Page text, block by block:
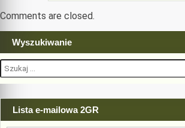
Comments are closed.
Wyszukiwanie
Szukaj:
Lista e-mailowa 2GR